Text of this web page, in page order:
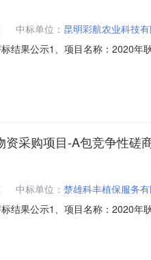
中标单位： 昆明彩航农业科技
果公示1、项目名称：2020年
委员会依照《中华人民共和国
采购项目-A包竞争性磋
中标单位： 楚雄科丰植保服务
果公示1、项目名称：2020年
依照《中华人民共和国政府采